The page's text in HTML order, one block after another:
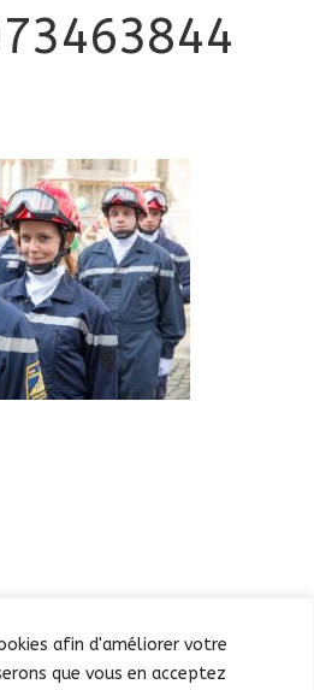
afin d'améliorer votre
que vous en acceptez